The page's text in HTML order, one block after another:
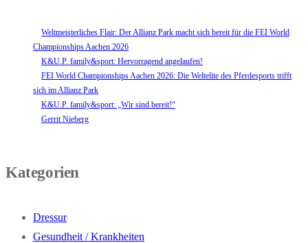
Weltmeisterliches Flair: Der Allianz Park macht sich bereit für die FEI World
Championships Aachen 2026
K&U.P. family&sport: Hervorragend angelaufen!
FEI World Championships Aachen 2026: Die Weltelite des Pferdesports trifft
sich im Allianz Park
K&U.P. family&sport: „Wir sind bereit!“
Gerrit Nieberg
Kategorien
Dressur
Gesundheit / Krankheiten